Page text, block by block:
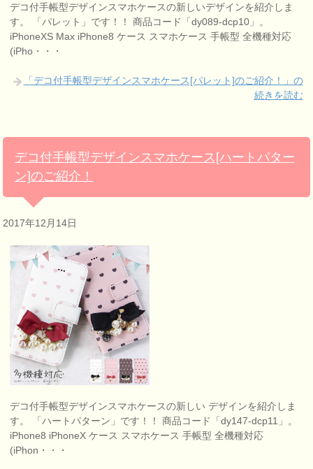
デコ付手帳型デザインスマホケースの新しいデザインを紹介しま
す。 「パレット」です！！ 商品コード「dy089-dcp10」。
iPhoneXS Max iPhone8 ケース スマホケース 手帳型 全機種対応
(iPho・・・
「デコ付手帳型デザインスマホケース[パレット]のご紹介！」の
続きを読む
デコ付手帳型デザインスマホケース[ハートパター
ン]のご紹介！
2017年12月14日
デコ付手帳型デザインスマホケースの新しい デザインを紹介しま
す。 「ハートパターン」です！！ 商品コード「dy147-dcp11」。
iPhone8 iPhoneX ケース スマホケース 手帳型 全機種対応
(iPhon・・・